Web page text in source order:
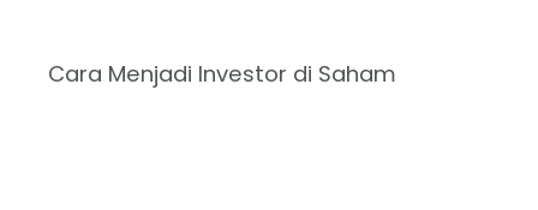
Cara Menjadi Investor di Saham